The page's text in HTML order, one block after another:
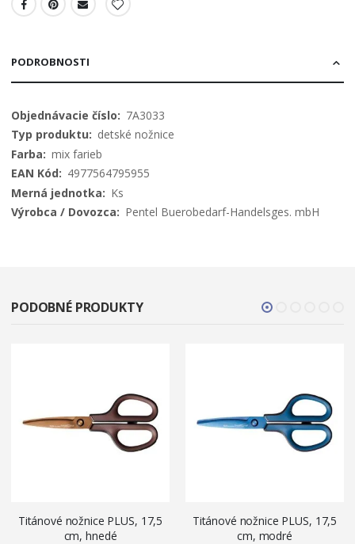
PODROBNOSTI
Viac
informácií
7A3033
detské nožnice
mix farieb
4977564795955
Ks
Pentel Buerobedarf-Handelsges. mbH
PODOBNÉ PRODUKTY
Titánové nožnice PLUS, 17,5
cm, hnedé
Titánové nožnice PLUS, 17,5
cm, modré